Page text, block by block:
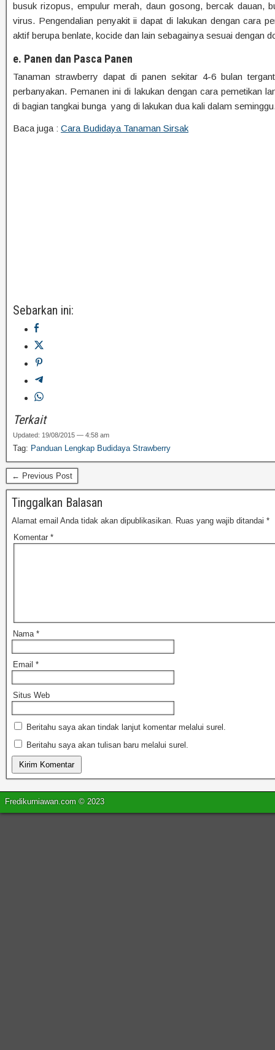
busuk rizopus, empulur merah, daun gosong, bercak dauan,
virus. Pengendalian penyakit ii dapat di lakukan dengan cara
aktif berupa benlate, kocide dan lain sebagainya sesuai dengan
e. Panen dan Pasca Panen
Tanaman strawberry dapat di panen sekitar 4-6 bulan
perbanyakan. Pemanen ini di lakukan dengan cara pemetikan
di bagian tangkai bunga yang di lakukan dua kali dalam
Baca juga : Cara Budidaya Tanaman Sirsak
Sebarkan ini:
Terkait
Updated: 19/08/2015 — 4:58 am
Tag: Panduan Lengkap Budidaya Strawberry
← Previous Post
Tinggalkan Balasan
Alamat email Anda tidak akan dipublikasikan. Ruas yang wajib ditandai *
Komentar *
Nama *
Email *
Situs Web
Beritahu saya akan tindak lanjut komentar melalui surel.
Beritahu saya akan tulisan baru melalui surel.
Fredikurniawan.com © 2023